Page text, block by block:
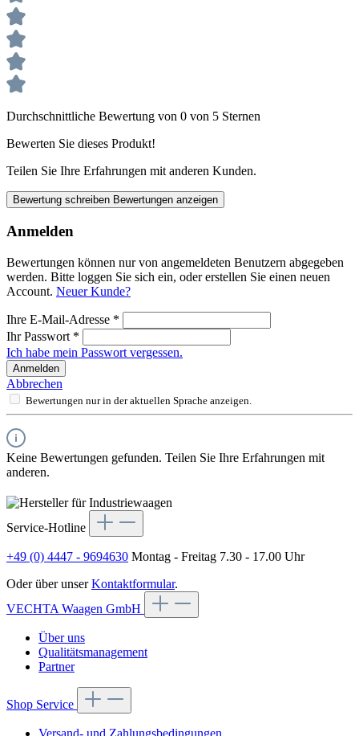
Durchschnittliche Bewertung von 0 von 5 Sternen
Bewerten Sie dieses Produkt!
Teilen Sie Ihre Erfahrungen mit anderen Kunden.
Bewertung schreiben Bewertungen anzeigen
Anmelden
Bewertungen können nur von angemeldeten Benutzern abgegeben
werden. Bitte loggen Sie sich ein, oder erstellen Sie einen neuen
Account. Neuer Kunde?
Ihre E-Mail-Adresse *
Ihr Passwort *
Ich habe mein Passwort vergessen.
Anmelden
Abbrechen
Bewertungen nur in der aktuellen Sprache anzeigen.
Keine Bewertungen gefunden. Teilen Sie Ihre Erfahrungen mit
anderen.
Service-Hotline
+49 (0) 4447 - 9694630 Montag - Freitag 7.30 - 17.00 Uhr
Oder über unserKontaktformular.
VECHTA Waagen GmbH
Über uns
Qualitätsmanagement
Partner
Shop Service
Versand- und Zahlungsbedingungen